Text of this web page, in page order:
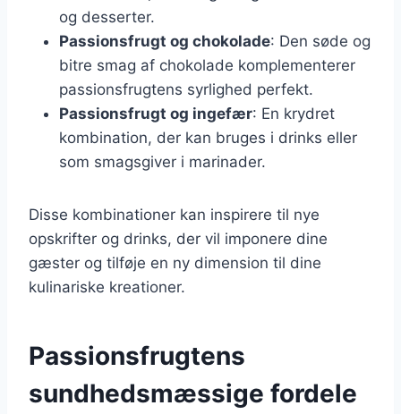
og desserter.
Passionsfrugt og chokolade: Den søde og
bitre smag af chokolade komplementerer
passionsfrugtens syrlighed perfekt.
Passionsfrugt og ingefær: En krydret
kombination, der kan bruges i drinks eller
som smagsgiver i marinader.
Disse kombinationer kan inspirere til nye
opskrifter og drinks, der vil imponere dine
gæster og tilføje en ny dimension til dine
kulinariske kreationer.
Passionsfrugtens
sundhedsmæssige fordele